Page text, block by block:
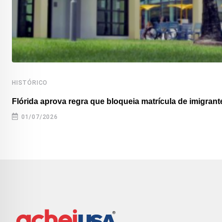
HISTÓRICO
Flórida aprova regra que bloqueia matrícula de
01/07/2026